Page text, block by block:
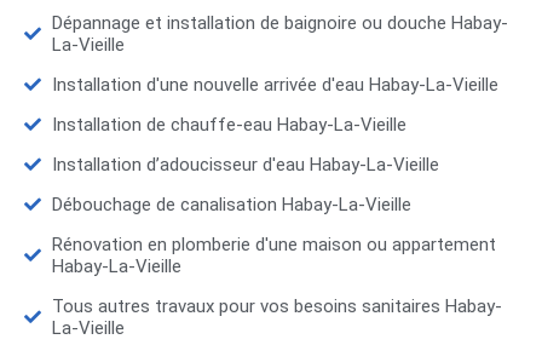
Dépannage et installation de baignoire ou douche Habay-
La-Vieille
Installation d'une nouvelle arrivée d'eau Habay-La-Vieille
Installation de chauffe-eau Habay-La-Vieille
Installation d’adoucisseur d'eau Habay-La-Vieille
Débouchage de canalisation Habay-La-Vieille
Rénovation en plomberie d'une maison ou appartement
Habay-La-Vieille
Tous autres travaux pour vos besoins sanitaires Habay-
La-Vieille